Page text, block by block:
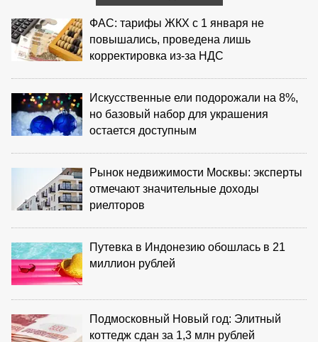
ФАС: тарифы ЖКХ с 1 января не
повышались, проведена лишь
корректировка из‑за НДС
Искусственные ели подорожали на 8%,
но базовый набор для украшения
остается доступным
Рынок недвижимости Москвы: эксперты
отмечают значительные доходы
риелторов
Путевка в Индонезию обошлась в 21
миллион рублей
Подмосковный Новый год: Элитный
коттедж сдан за 1,3 млн рублей